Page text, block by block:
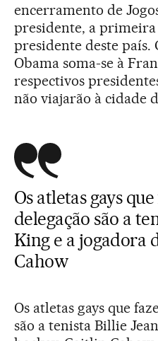
encerramento de
presidente, a primeira
presidente deste país.
Obama soma-se à
respectivos
não viajarão à cidade
Os atletas gays
delegação são a
King e a jogadora
Cahow
Os atletas gays que
são a tenista Billie